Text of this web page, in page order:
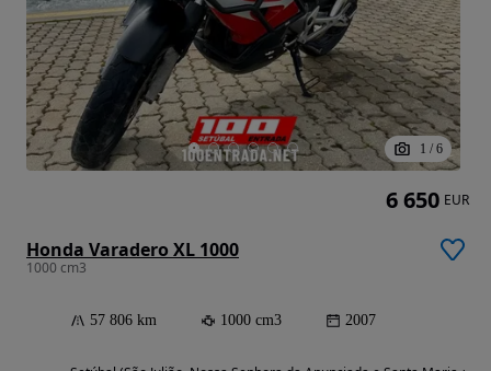
1 / 6
Honda Varadero XL 1000
1000 cm3
57 806 km 1000 cm3 2007
6 650 EUR